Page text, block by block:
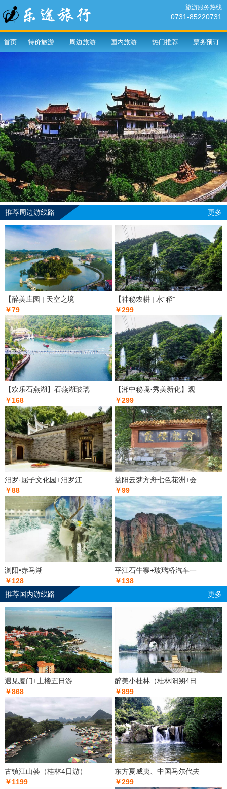
旅游服务热线
0731-85220731
首页 特价旅游 周边旅游 国内旅游 热门推荐 票务预订
推荐周边游线路 更多
【醉美庄园 | 天空之境
￥79
【神秘农耕 | 水“稻”
￥299
【欢乐石燕湖】石燕湖玻璃
￥168
【湘中秘境·秀美新化】观
￥299
汨罗·屈子文化园+汨罗江
￥88
益阳云梦方舟七色花洲+会
￥99
浏阳•赤马湖
￥128
平江石牛寨+玻璃桥汽车一
￥138
推荐国内游线路
更多
遇见厦门+土楼五日游
￥868
醉美小桂林（桂林阳朔4日
￥899
古镇江山荟（桂林4日游）
￥1199
东方夏威夷、中国马尔代夫
￥299